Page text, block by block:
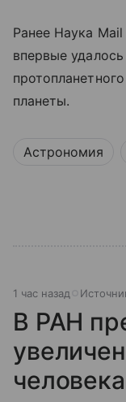
Ранее Наука Mail
впервые
планеты.
Астрономия
1 час назад
В РАН